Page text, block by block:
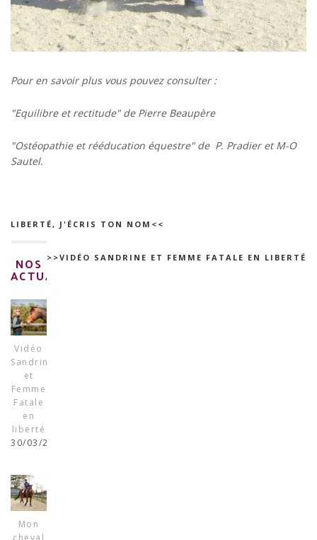
Pour en savoir plus vous pouvez consulter :
"Equilibre et rectitude" de Pierre Beaupère
"Ostéopathie et rééducation équestre" de P. Pradier et M-O
Sautel.
LIBERTÉ, J'ÉCRIS TON NOM<<
>>VIDÉO SANDRINE ET FEMME FATALE EN LIBERTÉ
NOS
ACTUALITÉS
Vidéo
Sandrine
et
Femme
Fatale
en
liberté
30/03/2025
Mon
cheval